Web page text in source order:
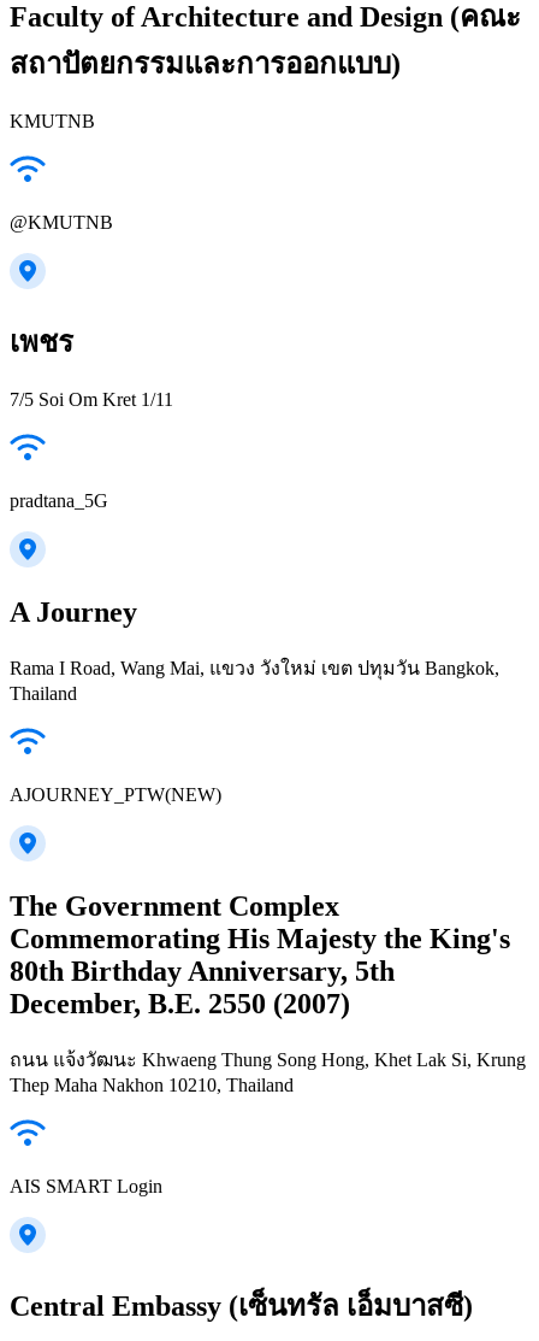
Faculty of Architecture and Design (คณะ
สถาปัตยกรรมและการออกแบบ)
KMUTNB
@KMUTNB
เพชร
7/5 Soi Om Kret 1/11
pradtana_5G
A Journey
Rama I Road, Wang Mai, แขวง วังใหม่ เขต ปทุมวัน Bangkok,
Thailand
AJOURNEY_PTW(NEW)
The Government Complex
Commemorating His Majesty the King's
80th Birthday Anniversary, 5th
December, B.E. 2550 (2007)
ถนน แจ้งวัฒนะ Khwaeng Thung Song Hong, Khet Lak Si, Krung
Thep Maha Nakhon 10210, Thailand
AIS SMART Login
Central Embassy (เซ็นทรัล เอ็มบาสซี)